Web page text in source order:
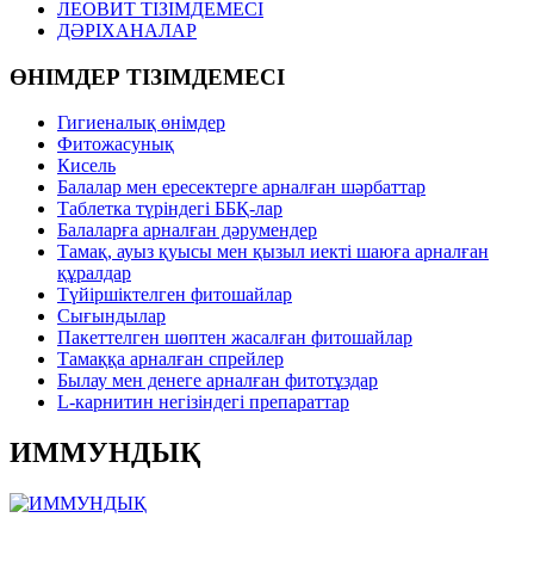
ЛЕОВИТ ТІЗІМДЕМЕСІ
ДӘРІХАНАЛАР
ӨНІМДЕР ТІЗІМДЕМЕСІ
Гигиеналық өнімдер
Фитожасунық
Кисель
Балалар мен ересектерге арналған шәрбаттар
Таблетка түріндегі ББҚ-лар
Балаларға арналған дәрумендер
Тамақ, ауыз қуысы мен қызыл иекті шаюға арналған
құралдар
Түйіршіктелген фитошайлар
Сығындылар
Пакеттелген шөптен жасалған фитошайлар
Тамаққа арналған спрейлер
Былау мен денеге арналған фитотұздар
L-карнитин негізіндегі препараттар
ИММУНДЫҚ